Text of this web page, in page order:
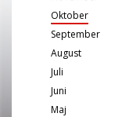
Oktober
September
August
Juli
Juni
Maj